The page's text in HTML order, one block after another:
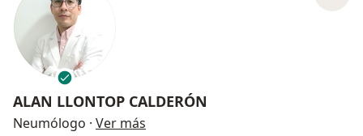
ALAN LLONTOP CALDERÓN
Neumólogo · Ver más